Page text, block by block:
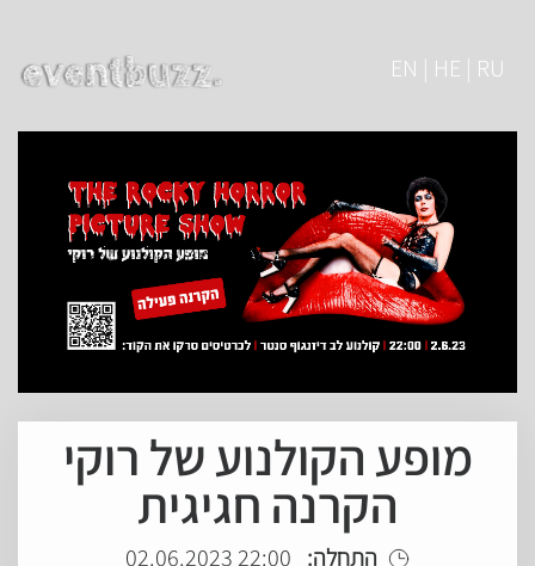
EN | HE | RU
מופע הקולנוע של רוקי
הקרנה חגיגית
התחלה: 22:00 02.06.2023